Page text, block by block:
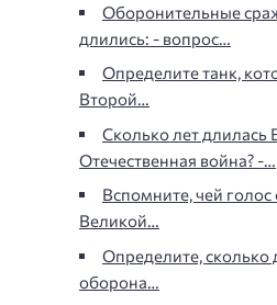
Оборонительные
длились: - вопрос…
Определите танк,
Второй…
Сколько лет длилась
Отечественная война? -…
Вспомните, чей
Великой…
Определите,
оборона…